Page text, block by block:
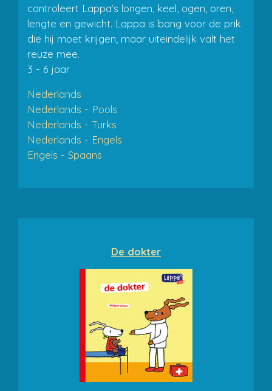
controleert Lappa’s longen, keel, ogen, oren,
lengte en gewicht. Lappa is bang voor de prik
die hij moet krijgen, maar uiteindelijk valt het
reuze mee.
3 - 6 jaar
Nederlands
Nederlands - Pools
Nederlands - Turks
Nederlands - Engels
Engels - Spaans
De dokter